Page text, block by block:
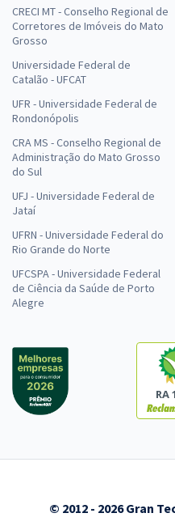
CRECI MT - Conselho Regional de
Corretores de Imóveis do Mato
Grosso
Universidade Federal de
Catalão - UFCAT
UFR - Universidade Federal de
Rondonópolis
CRA MS - Conselho Regional de
Administração do Mato Grosso
do Sul
UFJ - Universidade Federal de
Jataí
UFRN - Universidade Federal do
Rio Grande do Norte
UFCSPA - Universidade Federal
de Ciência da Saúde de Porto
Alegre
RA
© 2012 - 2026 Gran